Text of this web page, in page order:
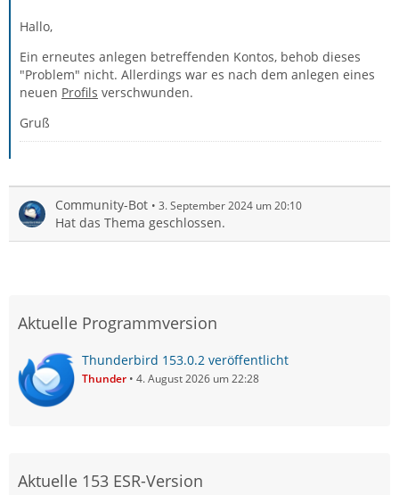
Hallo,
Ein erneutes anlegen betreffenden Kontos, behob dieses
"Problem" nicht. Allerdings war es nach dem anlegen eines
neuen Profils verschwunden.
Gruß
Community-Bot 3. September 2024 um 20:10
Hat das Thema geschlossen.
Aktuelle Programmversion
Thunderbird 153.0.2 veröffentlicht
Thunder 4. August 2026 um 22:28
Aktuelle 153 ESR-Version